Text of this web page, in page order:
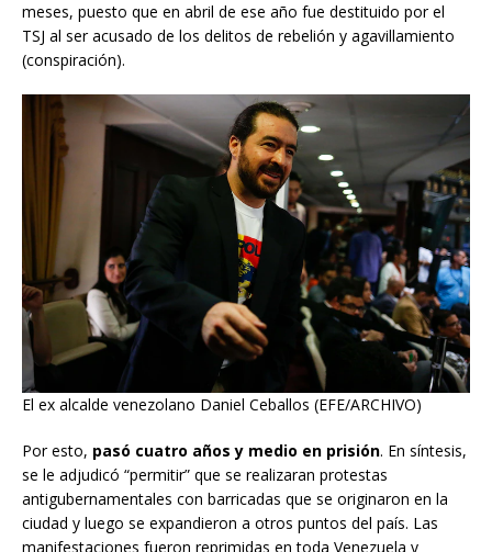
meses, puesto que en abril de ese año fue destituido por el
TSJ al ser acusado de los delitos de rebelión y agavillamiento
(conspiración).
El ex alcalde venezolano Daniel Ceballos (EFE/ARCHIVO)
Por esto, pasó cuatro años y medio en prisión. En síntesis,
se le adjudicó “permitir” que se realizaran protestas
antigubernamentales con barricadas que se originaron en la
ciudad y luego se expandieron a otros puntos del país. Las
manifestaciones fueron reprimidas en toda Venezuela y